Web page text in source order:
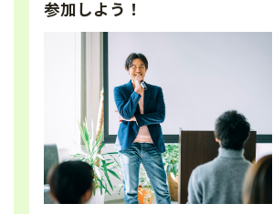
参加しよう！